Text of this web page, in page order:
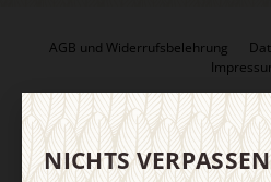
AGB und Widerrufsbelehrung
Vertrag widerrufen
NICHTS VERPASSEN